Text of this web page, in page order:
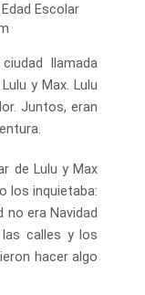
Escolar
llamada
y Max. Lulu
Juntos, eran
de Lulu y Max
los inquietaba:
no era Navidad
calles y los
hacer algo